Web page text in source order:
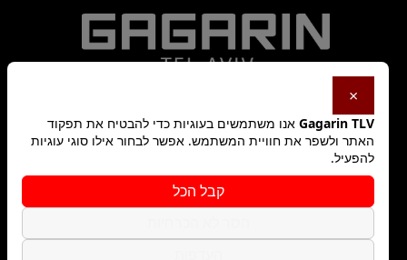
מדיניות פרטיות
תקנון האתר
×
Gagarin TLV אנו משתמשים בעוגיות כדי להבטיח את תפקוד
האתר ולשפר את חוויית המשתמש. אפשר לבחור אילו סוגי עוגיות
להפעיל.
קבל הכל